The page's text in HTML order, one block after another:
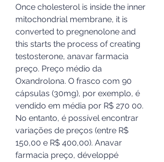
Once cholesterol is inside the inner
mitochondrial membrane, it is
converted to pregnenolone and
this starts the process of creating
testosterone, anavar farmacia
preço. Preço médio da
Oxandrolona. O frasco com 90
cápsulas (30mg), por exemplo, é
vendido em média por R$ 270 00.
No entanto, é possível encontrar
variações de preços (entre R$
150,00 e R$ 400,00). Anavar
farmacia preço, développé